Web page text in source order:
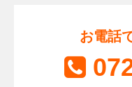
お電話